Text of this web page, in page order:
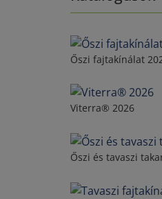
Őszi fajtakínálat
Viterra® 2026
Őszi és tavaszi